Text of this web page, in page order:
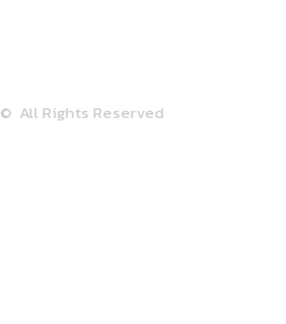
© All Rights Reserved